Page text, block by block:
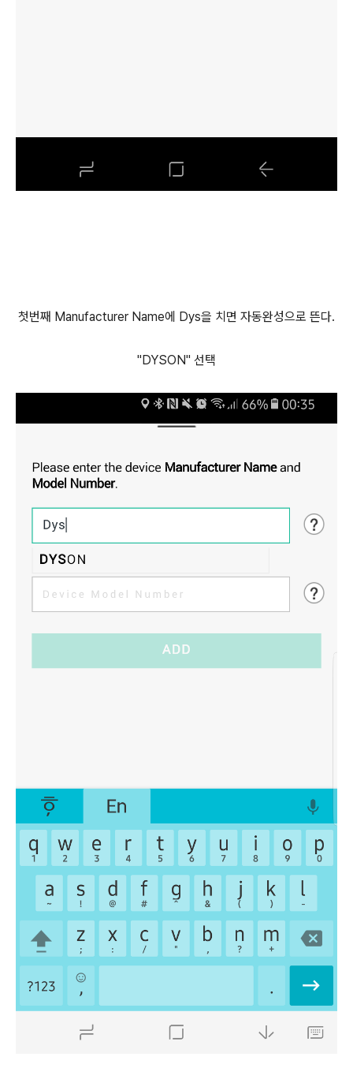
첫번째 Manufacturer Name에 Dys을 치면 자동완성으로 뜬다.
"DYSON" 선택